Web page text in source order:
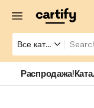
Распродажа!